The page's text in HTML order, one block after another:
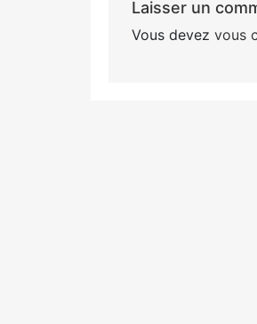
Laisser un
Vous devez vous